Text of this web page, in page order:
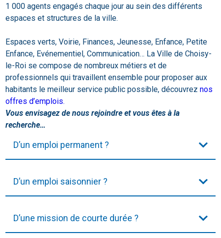
1 000 agents engagés chaque jour au sein des différents
espaces et structures de la ville.
Espaces verts, Voirie, Finances, Jeunesse, Enfance, Petite
Enfance, Evénementiel, Communication… La Ville de Choisy-
le-Roi se compose de nombreux métiers et de
professionnels qui travaillent ensemble pour proposer aux
habitants le meilleur service public possible, découvreznos
offres d’emplois.
Vous envisagez de nous rejoindre et vous êtes à la
recherche…
D’un emploi permanent ?
D’un emploi saisonnier ?
D’une mission de courte durée ?